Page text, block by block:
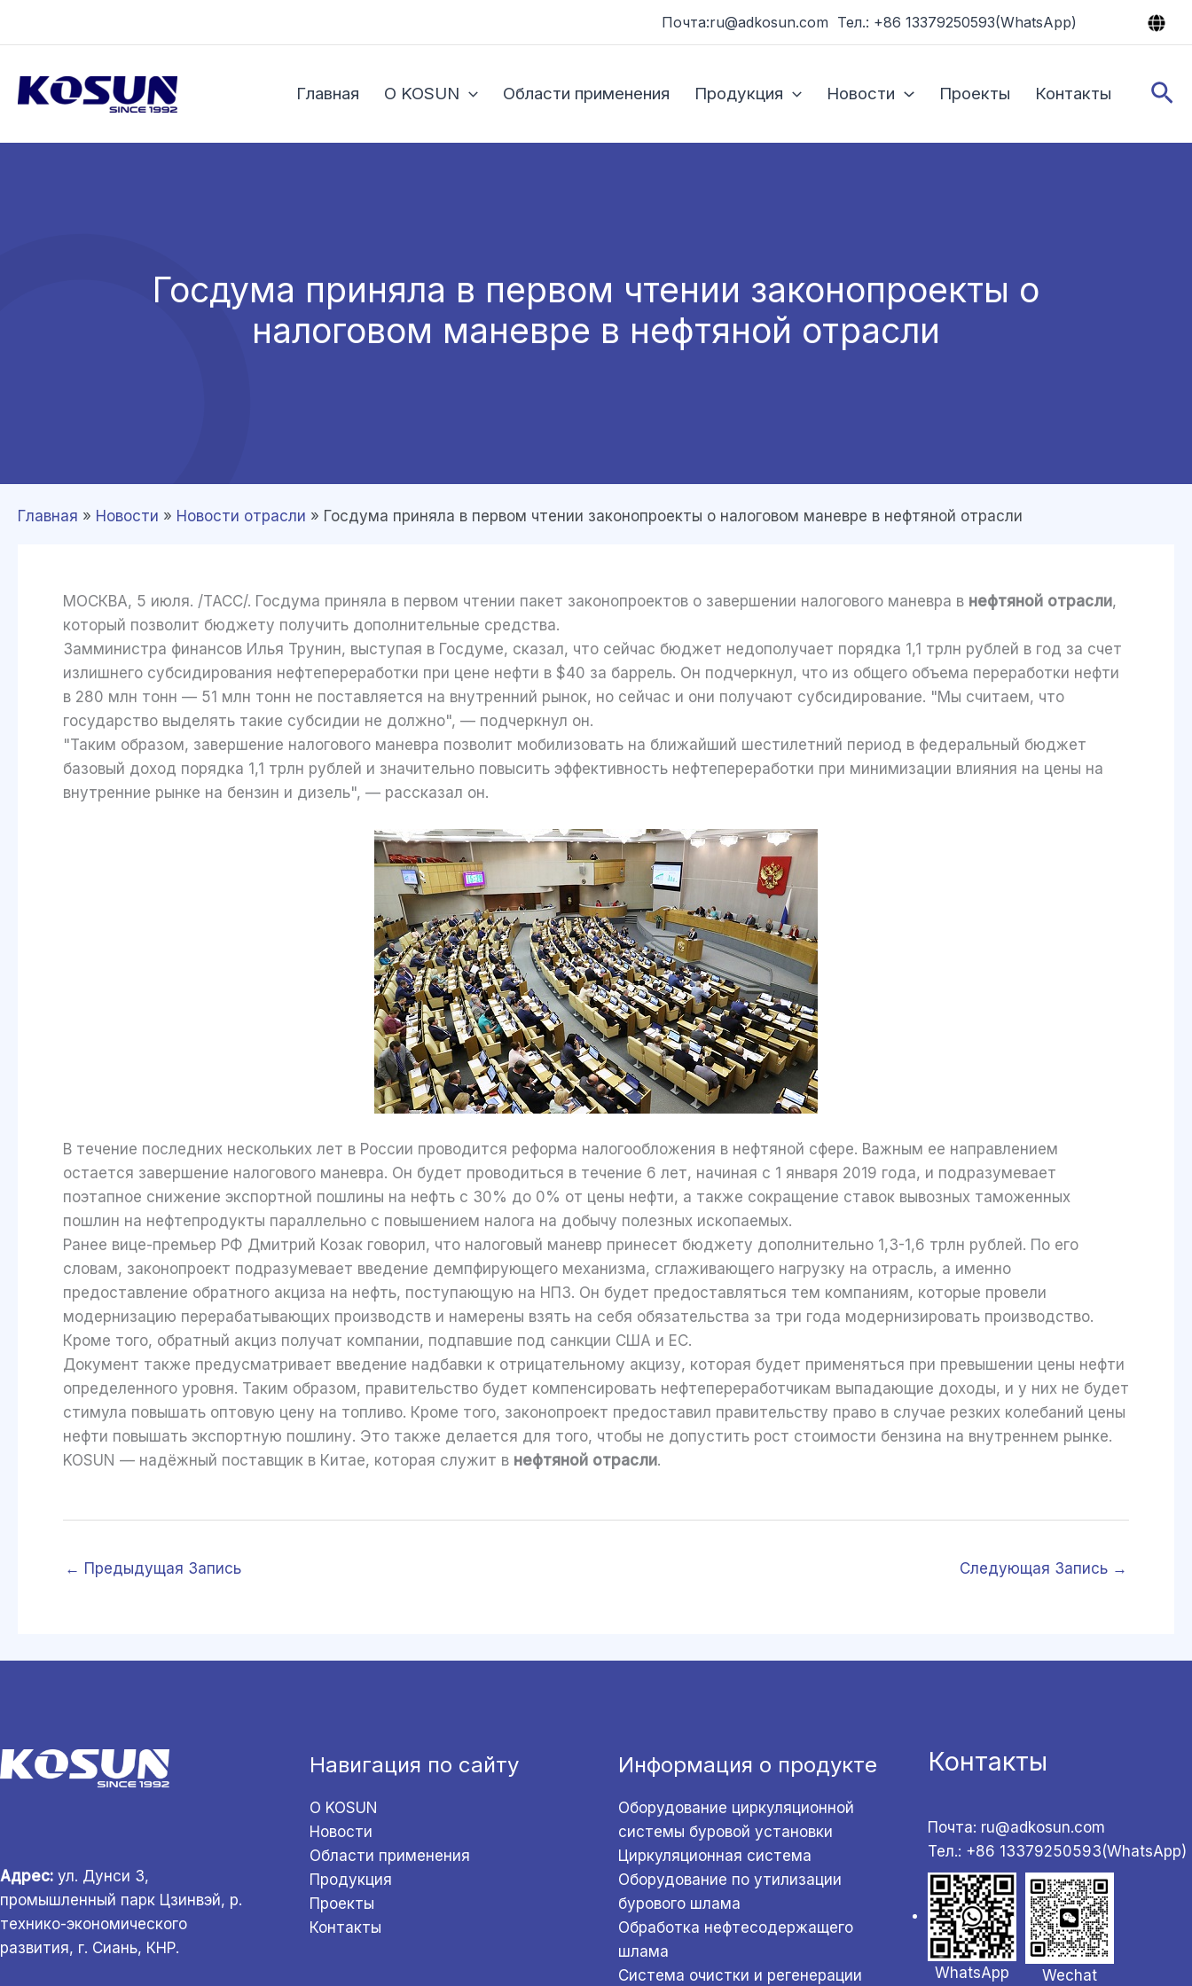
Почта:ru@adkosun.com Тел.: +86 13379250593(WhatsApp)
Главная О KOSUN Области применения Продукция Новости Проекты Контакты
Госдума приняла в первом чтении законопроекты о
налоговом маневре в нефтяной отрасли
Главная » Новости » Новости отрасли » Госдума приняла в первом чтении законопроекты о налоговом маневре в нефтяной отрасли
МОСКВА, 5 июля. /ТАСС/. Госдума приняла в первом чтении пакет законопроектов о завершении налогового маневра в нефтяной отрасли,
который позволит бюджету получить дополнительные средства.
Замминистра финансов Илья Трунин, выступая в Госдуме, сказал, что сейчас бюджет недополучает порядка 1,1 трлн рублей в год за счет
излишнего субсидирования нефтепереработки при цене нефти в $40 за баррель. Он подчеркнул, что из общего объема переработки нефти
в 280 млн тонн — 51 млн тонн не поставляется на внутренний рынок, но сейчас и они получают субсидирование. "Мы считаем, что
государство выделять такие субсидии не должно", — подчеркнул он.
"Таким образом, завершение налогового маневра позволит мобилизовать на ближайший шестилетний период в федеральный бюджет
базовый доход порядка 1,1 трлн рублей и значительно повысить эффективность нефтепереработки при минимизации влияния на цены на
внутренние рынке на бензин и дизель", — рассказал он.
В течение последних нескольких лет в России проводится реформа налогообложения в нефтяной сфере. Важным ее направлением
остается завершение налогового маневра. Он будет проводиться в течение 6 лет, начиная с 1 января 2019 года, и подразумевает
поэтапное снижение экспортной пошлины на нефть с 30% до 0% от цены нефти, а также сокращение ставок вывозных таможенных
пошлин на нефтепродукты параллельно с повышением налога на добычу полезных ископаемых.
Ранее вице-премьер РФ Дмитрий Козак говорил, что налоговый маневр принесет бюджету дополнительно 1,3-1,6 трлн рублей. По его
словам, законопроект подразумевает введение демпфирующего механизма, сглаживающего нагрузку на отрасль, а именно
предоставление обратного акциза на нефть, поступающую на НПЗ. Он будет предоставляться тем компаниям, которые провели
модернизацию перерабатывающих производств и намерены взять на себя обязательства за три года модернизировать производство.
Кроме того, обратный акциз получат компании, подпавшие под санкции США и ЕС.
Документ также предусматривает введение надбавки к отрицательному акцизу, которая будет применяться при превышении цены нефти
определенного уровня. Таким образом, правительство будет компенсировать нефтепереработчикам выпадающие доходы, и у них не будет
стимула повышать оптовую цену на топливо. Кроме того, законопроект предоставил правительству право в случае резких колебаний цены
нефти повышать экспортную пошлину. Это также делается для того, чтобы не допустить рост стоимости бензина на внутреннем рынке.
KOSUN — надёжный поставщик в Китае, которая служит в нефтяной отрасли.
← Предыдущая Запись Следующая Запись →
Адрес: ул. Дунси 3,
промышленный парк Цзинвэй, р.
технико-экономического
развития, г. Сиань, КНР.
Навигация по сайту
О KOSUN
Новости
Области применения
Продукция
Проекты
Контакты
Информация о продукте
Оборудование циркуляционной
системы буровой установки
Циркуляционная система
Оборудование по утилизации
бурового шлама
Обработка нефтесодержащего
шлама
Система очистки и регенерации
Контакты
Почта: ru@adkosun.com
Тел.: +86 13379250593(WhatsApp)
WhatsApp Wechat